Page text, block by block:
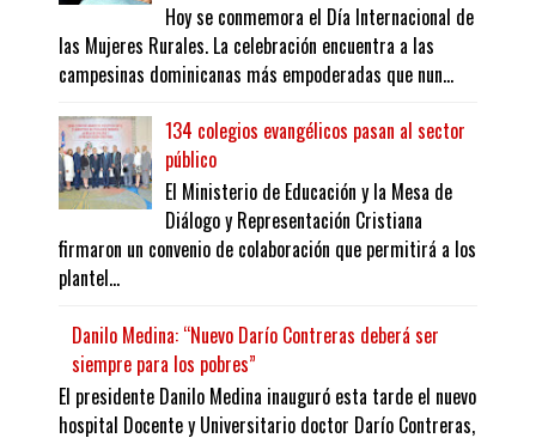
Hoy se conmemora el Día Internacional de
las Mujeres Rurales. La celebración encuentra a las
campesinas dominicanas más empoderadas que nun...
134 colegios evangélicos pasan al sector
público
El Ministerio de Educación y la Mesa de
Diálogo y Representación Cristiana
firmaron un convenio de colaboración que permitirá a los
plantel...
Danilo Medina: “Nuevo Darío Contreras deberá ser
siempre para los pobres”
El presidente Danilo Medina inauguró esta tarde el nuevo
hospital Docente y Universitario doctor Darío Contreras,